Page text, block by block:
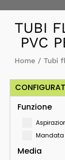
TUBI
PVC
Home / Tubi
Funzione
Mandata
Media